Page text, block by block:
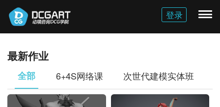
切
登录
最新作业
全部 6+4S网络课 次世代建模实体班